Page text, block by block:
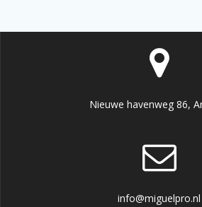
Nieuwe havenweg 86,
info@miguelpro.nl